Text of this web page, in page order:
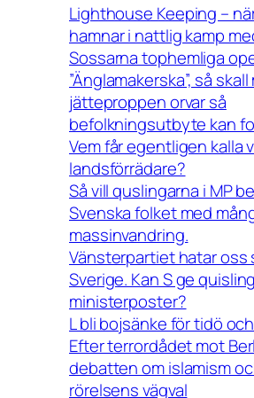
Lighthouse Keeping –
hamnar i nattlig kamp
Sossarna tophemliga
”Änglamakerska”, så
jätteproppen orvar så
befolkningsutbyte kan
Vem får egentligen kalla
landsförrädare?
Så vill quslingarna i MP
Svenska folket med
massinvandring.
Vänsterpartiet hatar oss
Sverige. Kan S ge
ministerposter?
L bli bojsänke för tidö
Efter terrordådet mot
debatten om islamism
rörelsens vägval